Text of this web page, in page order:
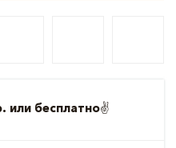
или бесплатно✌️